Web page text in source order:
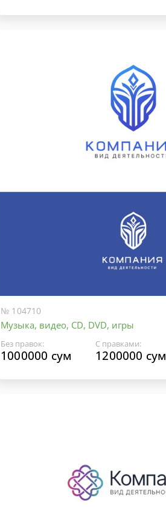
№ 104710
Музыка, видео, CD, DVD, игры
Без правок:
1000000 сум
С правками:
1200000 сум